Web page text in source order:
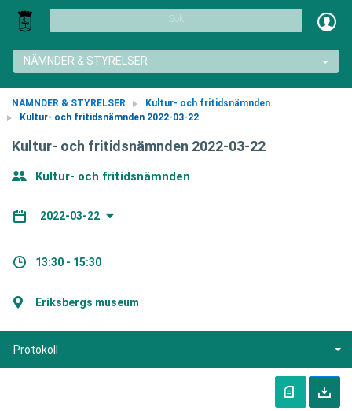
Sök
NÄMNDER & STYRELSER
NÄMNDER & STYRELSER
Kultur- och fritidsnämnden
Kultur- och fritidsnämnden 2022-03-22
Kultur- och fritidsnämnden 2022-03-22
Kultur- och fritidsnämnden
2022-03-22
13:30 - 15:30
Eriksbergs museum
Protokoll